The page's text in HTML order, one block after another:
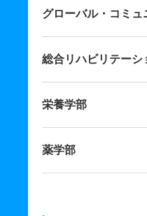
グローバル・コミ
総合リハビリテーシ
栄養学部
薬学部